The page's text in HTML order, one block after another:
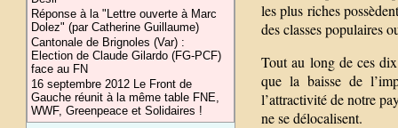
Réponse à la "Lettre ouverte à Marc
Dolez" (par Catherine Guillaume)
Cantonale de Brignoles (Var) :
Election de Claude Gilardo (FG-PCF)
face au FN
16 septembre 2012 Le Front de
Gauche réunit à la même table FNE,
WWF, Greenpeace et Solidaires !
les plus riches
des classes populaires
Tout au long de ces
que la baisse de
l’attractivité de notre
ne se délocalisent.